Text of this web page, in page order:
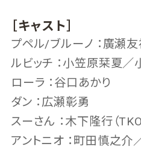
［キャスト］
プペル/ブルーノ ：廣瀬
ルビッチ ：小笠原栞夏
ローラ ：谷口あかり
ダン ：広瀬彰勇
スーさん ：木下隆行（TKO
アントニオ ：町田慎之介